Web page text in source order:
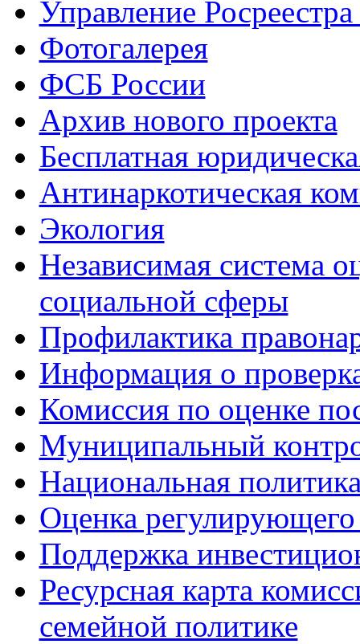
Управление
Фотогалерея
ФСБ России
Архив нового проекта
Бесплатная
Антинаркотическая
Экология
Независимая система
социальной сферы
Профилактика
Информация о
Комиссия по оценке
Муниципальный
Национальная
Оценка регулирующего
Поддержка
Ресурсная карта
семейной политике